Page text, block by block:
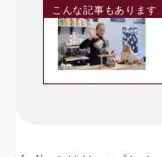
こんな記事もあります